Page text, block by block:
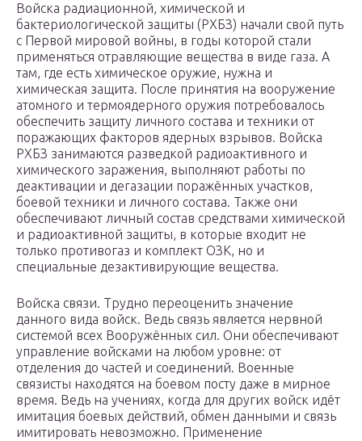
Войска радиационной, химической и
бактериологической защиты (РХБЗ) начали свой путь
с Первой мировой войны, в годы которой стали
применяться отравляющие вещества в виде газа. А
там, где есть химическое оружие, нужна и
химическая защита. После принятия на вооружение
атомного и термоядерного оружия потребовалось
обеспечить защиту личного состава и техники от
поражающих факторов ядерных взрывов. Войска
РХБЗ занимаются разведкой радиоактивного и
химического заражения, выполняют работы по
деактивации и дегазации поражённых участков,
боевой техники и личного состава. Также они
обеспечивают личный состав средствами химической
и радиоактивной защиты, в которые входит не
только противогаз и комплект ОЗК, но и
специальные дезактивирующие вещества.
Войска связи. Трудно переоценить значение
данного вида войск. Ведь связь является нервной
системой всех Вооружённых сил. Они обеспечивают
управление войсками на любом уровне: от
отделения до частей и соединений. Военные
связисты находятся на боевом посту даже в мирное
время. Ведь на учениях, когда для других войск идёт
имитация боевых действий, обмен данными и связь
имитировать невозможно. Применение